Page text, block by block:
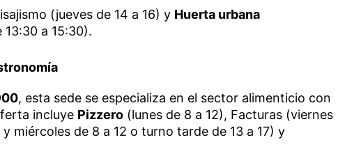
(jueves de 14 a 16) y Huerta urbana
13:30 a 15:30).
, esta sede se especializa en el sector alimenticio con
incluye Pizzero(lunes de 8 a 12), Facturas (viernes
miércoles de 8 a 12 o turno tarde de 13 a 17) y